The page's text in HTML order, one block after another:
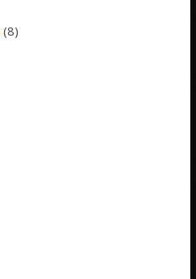
(8)